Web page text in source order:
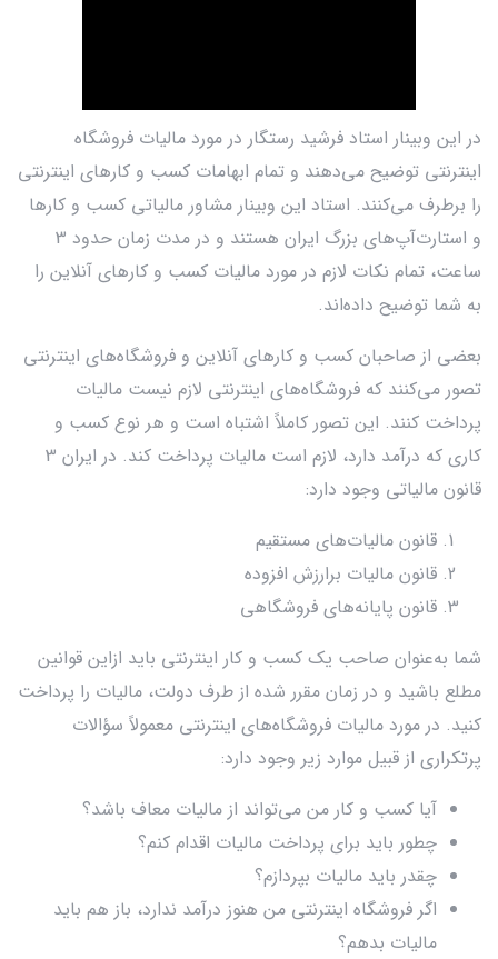
در این وبینار استاد فرشید رستگار در مورد مالیات فروشگاه
اینترنتی توضیح می‌دهند و تمام ابهامات کسب و کارهای اینترنتی
را برطرف می‌کنند. استاد این وبینار مشاور مالیاتی کسب و کارها
و استارت‌آپ‌های بزرگ ایران هستند و در مدت زمان حدود 3
ساعت، تمام نکات لازم در مورد مالیات کسب و کارهای آنلاین را
به شما توضیح داده‌اند.
بعضی از صاحبان کسب و کارهای آنلاین و فروشگاه‌های اینترنتی
تصور می‌کنند که فروشگاه‌های اینترنتی لازم نیست مالیات
پرداخت کنند. این تصور کاملاً اشتباه است و هر نوع کسب و
کاری که درآمد دارد، لازم است مالیات پرداخت کند. در ایران 3
قانون مالیاتی وجود دارد:
قانون مالیات‌های مستقیم
قانون مالیات برارزش افزوده
قانون پایانه‌های فروشگاهی
شما به‌عنوان صاحب یک کسب و کار اینترنتی باید ازاین قوانین
مطلع باشید و در زمان مقرر شده از طرف دولت، مالیات را پرداخت
کنید. در مورد مالیات فروشگاه‌های اینترنتی معمولاً سؤالات
پرتکراری از قبیل موارد زیر وجود دارد:
آیا کسب و کار من می‌تواند از مالیات معاف باشد؟
چطور باید برای پرداخت مالیات اقدام کنم؟
چقدر باید مالیات بپردازم؟
اگر فروشگاه اینترنتی من هنوز درآمد ندارد، باز هم باید
مالیات بدهم؟